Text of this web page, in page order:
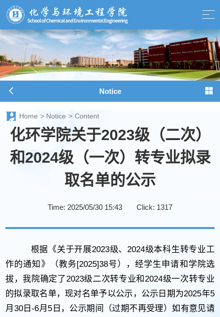
Notice
Home > Notice > Content
化环学院关于2023级（二次）
和2024级（一次）转专业拟录
取名单的公示
Time: 2025/05/30 15:43 Click: 1317
根据《关于开展2023级、2024级本科生转专业工
作的通知》（教务[2025]38号），经学生申请和学院选
拔，我院确定了2023级二次转专业和2024级一次转专业
的拟录取名单，现对名单予以公示，公示日期为2025年5
月30日-6月5日，公示期间（过期不再受理）如有意见请